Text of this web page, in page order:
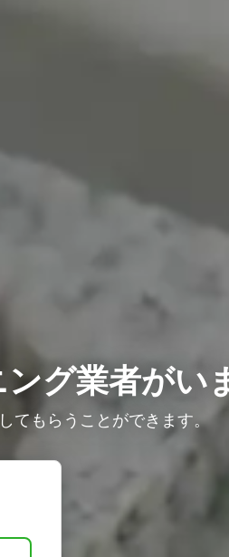
グ業者がい
てもらうことができます。